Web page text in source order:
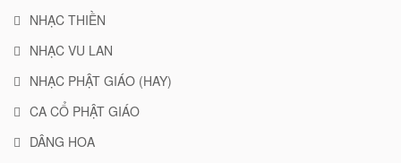
NHẠC THIỀN
NHẠC VU LAN
NHẠC PHẬT GIÁO (HAY)
CA CỔ PHẬT GIÁO
DÂNG HOA